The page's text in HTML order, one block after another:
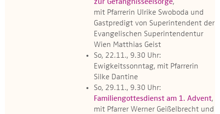
zur Gefängnisseelsorge,
mit Pfarrerin Ulrike Swoboda und
Gastpredigt von Superintendent der
Evangelischen Superintendentur
Wien Matthias Geist
So, 22.11., 9.30 Uhr:
Ewigkeitssonntag, mit Pfarrerin
Silke Dantine
So, 29.11., 9.30 Uhr:
Familiengottesdienst am 1. Advent,
mit Pfarrer Werner Geißelbrecht und